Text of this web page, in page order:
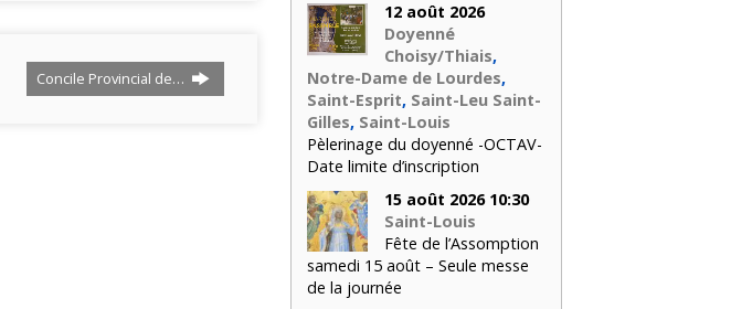
Concile Provincial de…
12 août 2026
Doyenné
Choisy/Thiais,
Notre-Dame de Lourdes,
Saint-Esprit, Saint-Leu Saint-
Gilles, Saint-Louis
Pèlerinage du doyenné -OCTAV-
Date limite d’inscription
15 août 2026 10:30
Saint-Louis
Fête de l’Assomption
samedi 15 août – Seule messe
de la journée